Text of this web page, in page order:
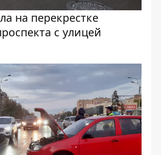
на перекрестке
с улицей